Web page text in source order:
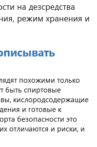
на дезсредства
режим хранения и
похожими только
быть спиртовые
кислородсодержащие
и готовые к
безопасности это
отличаются и риски, и